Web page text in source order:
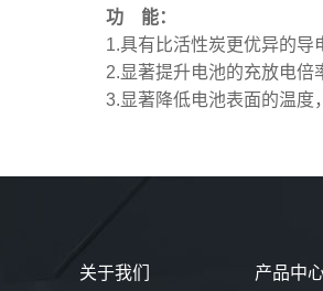
功 能：
1.具有比活性炭更优异的导
2.显著提升电池的充放电倍
3.显著降低电池表面的温度
关于我们 产品中